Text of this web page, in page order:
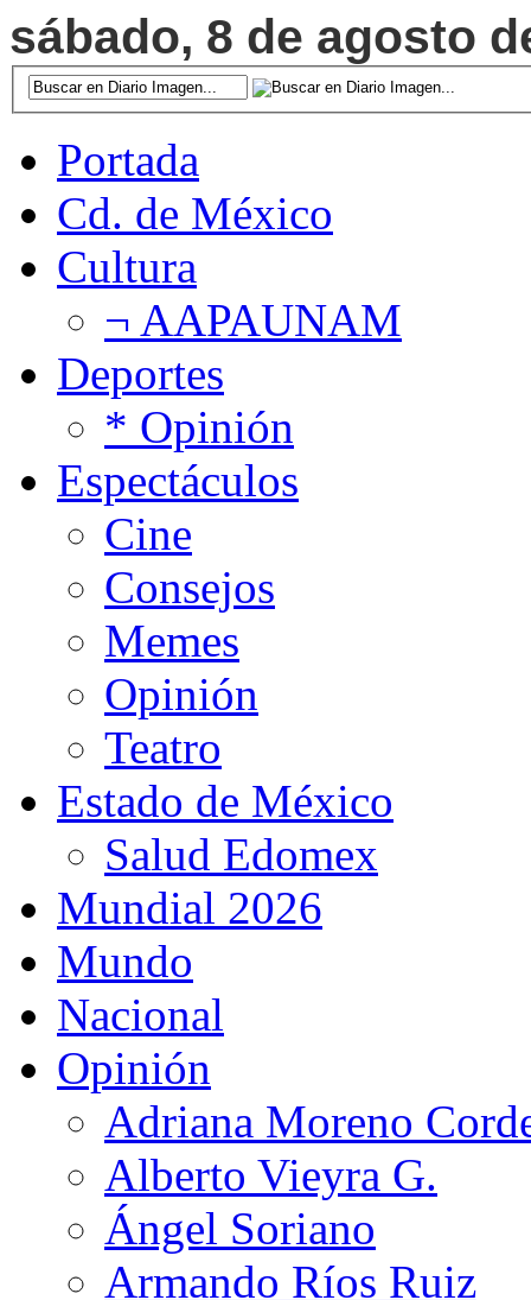
sábado, 8 de agosto
Portada
Cd. de México
Cultura
¬ AAPAUNAM
Deportes
* Opinión
Espectáculos
Cine
Consejos
Memes
Opinión
Teatro
Estado de México
Salud Edomex
Mundial 2026
Mundo
Nacional
Opinión
Adriana Moreno
Alberto Vieyra G.
Ángel Soriano
Armando Ríos Ruiz